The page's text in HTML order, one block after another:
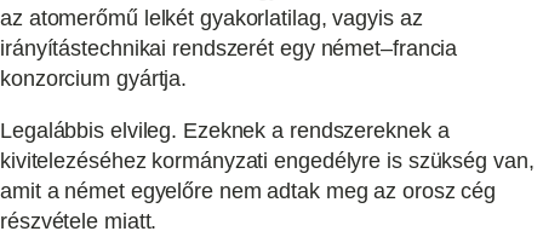
az atomerőmű lelkét gyakorlatilag, vagyis az
irányítástechnikai rendszerét egy német–francia
konzorcium gyártja.
Legalábbis elvileg. Ezeknek a rendszereknek a
kivitelezéséhez kormányzati engedélyre is szükség van,
amit a német egyelőre nem adtak meg az orosz cég
részvétele miatt.